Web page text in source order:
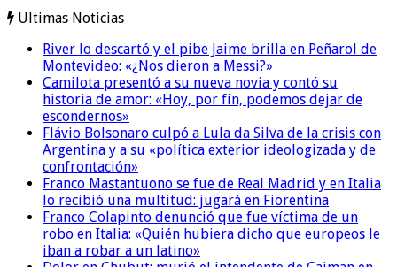
Ultimas Noticias
River lo descartó y el pibe Jaime brilla en Peñarol de
Montevideo: «¿Nos dieron a Messi?»
Camilota presentó a su nueva novia y contó su
historia de amor: «Hoy, por fin, podemos dejar de
escondernos»
Flávio Bolsonaro culpó a Lula da Silva de la crisis con
Argentina y a su «política exterior ideologizada y de
confrontación»
Franco Mastantuono se fue de Real Madrid y en Italia
lo recibió una multitud: jugará en Fiorentina
Franco Colapinto denunció que fue víctima de un
robo en Italia: «Quién hubiera dicho que europeos le
iban a robar a un latino»